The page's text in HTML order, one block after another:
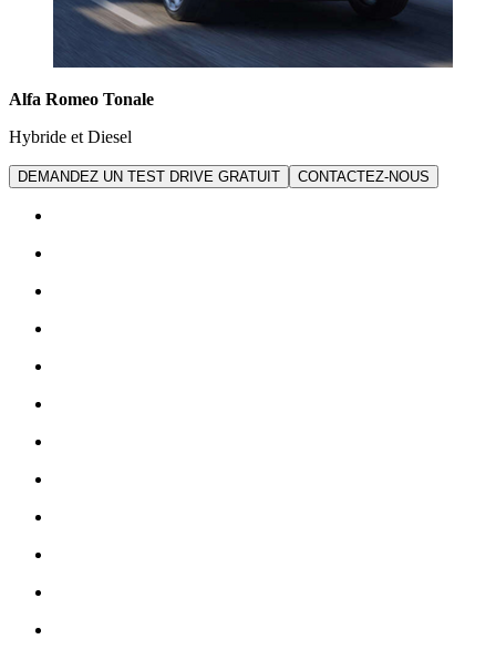
Alfa Romeo Tonale
Hybride et Diesel
DEMANDEZ UN TEST DRIVE GRATUIT CONTACTEZ-NOUS